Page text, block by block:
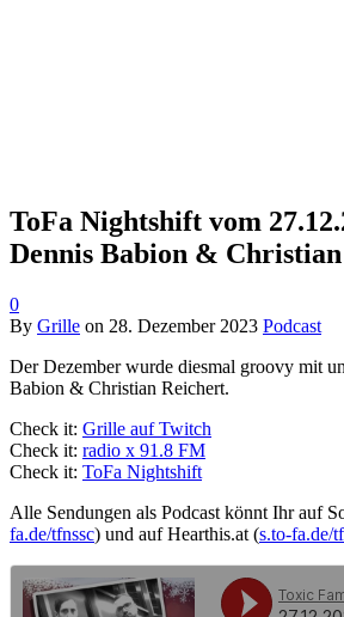
ToFa Nightshift vom
Dennis Babion &
0
By Grille on 28. Dezember 2023 Podcast
Der Dezember wurde diesmal groovy mit
Babion & Christian Reichert.
Check it: Grille auf Twitch
Check it: radio x 91.8 FM
Check it: ToFa Nightshift
Alle Sendungen als Podcast könnt Ihr auf
fa.de/tfnssc) und auf Hearthis.at (s.to-fa.de/